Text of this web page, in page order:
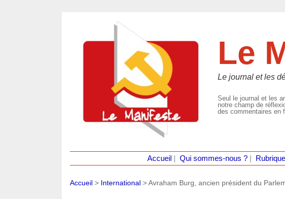
Le
Le journal et les
Seul le journal et les
notre champ de
des commentaires en
Accueil Qui sommes-nous ?|
Accueil > International >Avraham Burg, ancien président du